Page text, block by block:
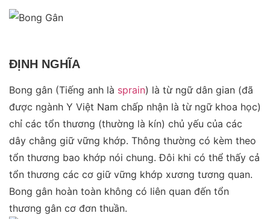
ĐỊNH NGHĨA
Bong gân (Tiếng anh là sprain) là từ ngữ dân gian (đã
được ngành Y Việt Nam chấp nhận là từ ngữ khoa học)
chỉ các tổn thương (thường là kín) chủ yếu của các
dây chằng giữ vững khớp. Thông thường có kèm theo
tổn thương bao khớp nói chung. Đôi khi có thể thấy cả
tổn thương các cơ giữ vững khớp xương tương quan.
Bong gân hoàn toàn không có liên quan đến tổn
thương gân cơ đơn thuần.